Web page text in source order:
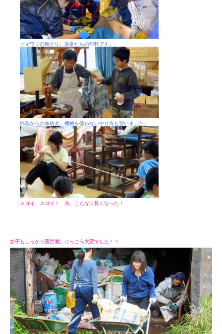
ヒマワリの種とり。家畜たちの飼料です。
綿花からの糸紡ぎ。機械を使わないやり方も習いました。
スゴイ、スゴイ！ 糸、こんなに長くなった！
女子もしっかり重労働。けっこう大変でした！！